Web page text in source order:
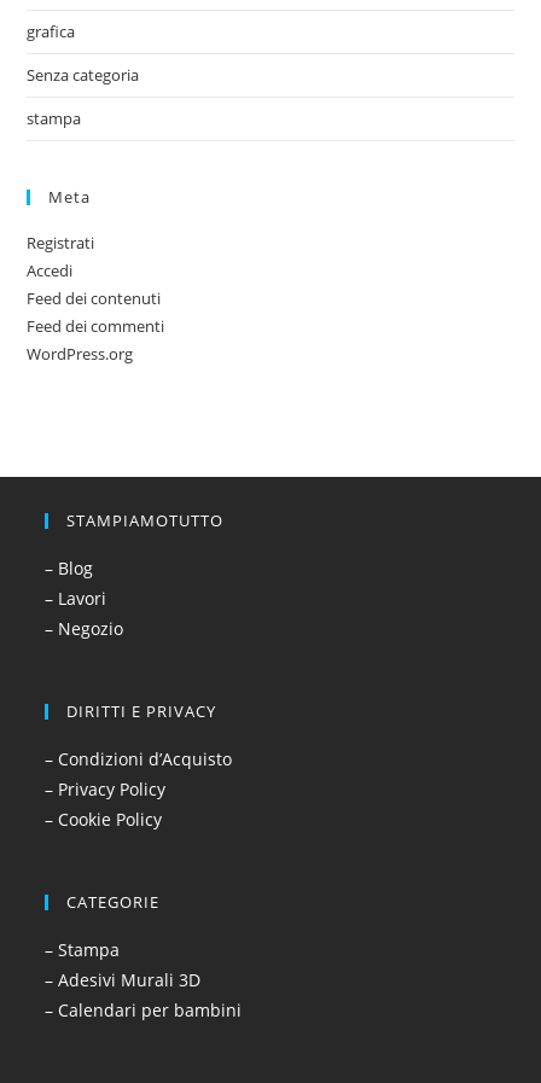
grafica
Senza categoria
stampa
Meta
Registrati
Accedi
Feed dei contenuti
Feed dei commenti
WordPress.org
STAMPIAMOTUTTO
– Blog
– Lavori
– Negozio
DIRITTI E PRIVACY
– Condizioni d’Acquisto
– Privacy Policy
– Cookie Policy
CATEGORIE
– Stampa
– Adesivi Murali 3D
– Calendari per bambini